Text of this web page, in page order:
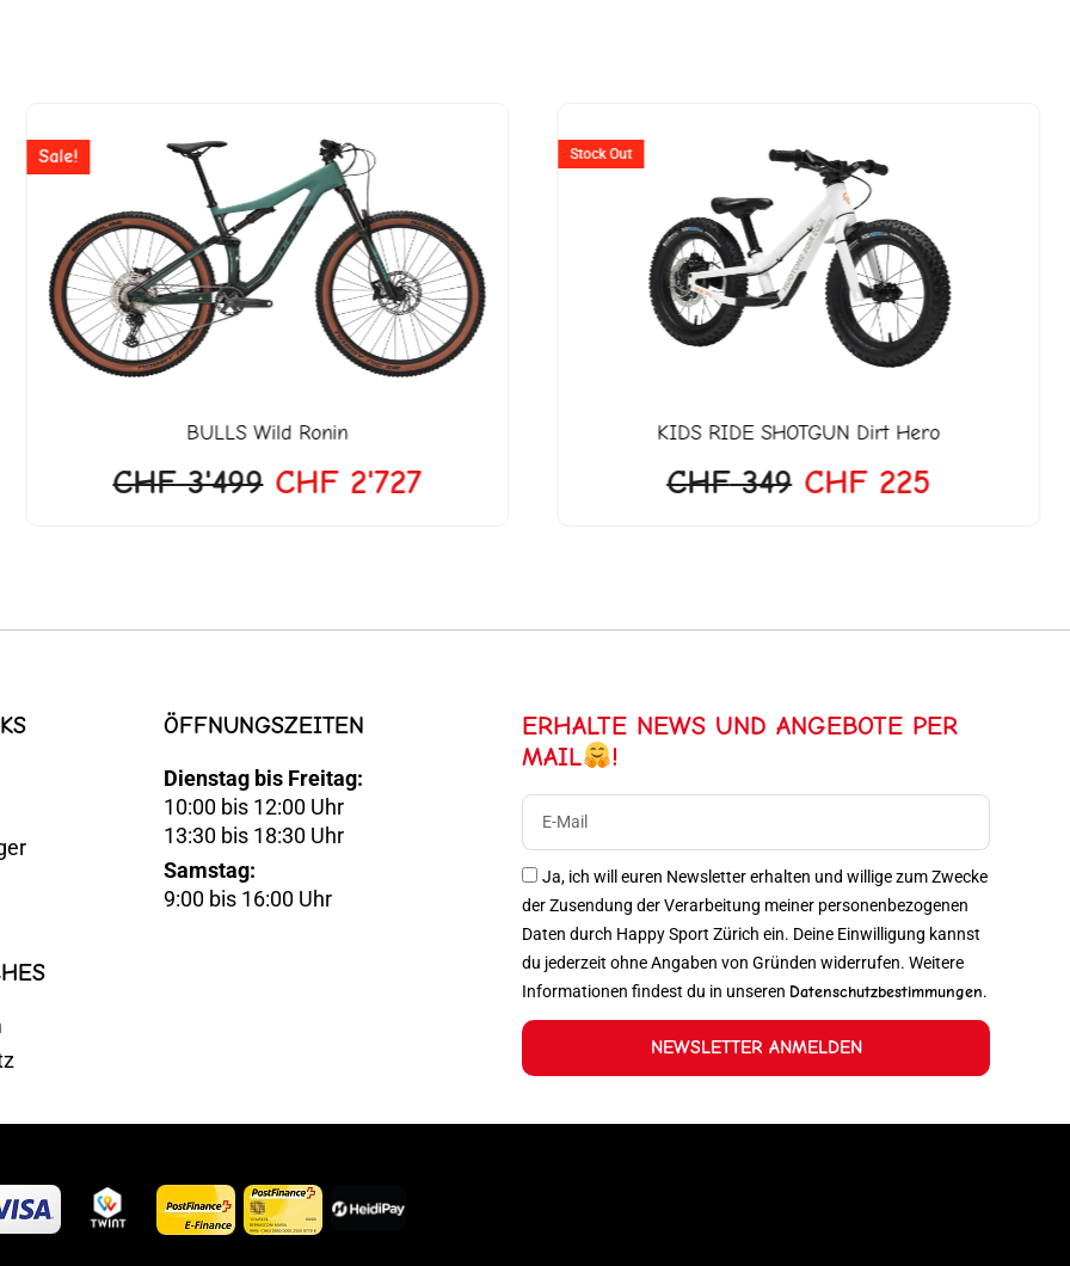
Sale!
BULLSWild Ronin
CHF3'499
Preis
war:
CHF 3'499
CHF2'727
ist:
CHF 2'727.
Stock Out
KIDS RIDE SHOTGUN Dirt Hero
CHF349
Preis
war:
CHF 349
CHF225
CHF 225.
ÖFFNUNGSZEITEN
Dienstag bis Freitag:
10:00 bis 12:00 Uhr
13:30 bis 18:30 Uhr
Samstag:
9:00 bis 16:00 Uhr
ERHALTE NEWS UND ANGEBOTE PER
MAIL
!
Ja, ich will euren Newsletter erhalten und willige zum Zwecke
der Zusendung der Verarbeitung meiner personenbezogenen
Daten durch Happy Sport Zürich ein. Deine Einwilligung kannst
du jederzeit ohne Angaben von Gründen widerrufen. Weitere
Informationen findest du in unseren Datenschutzbestimmungen.
NEWSLETTER ANMELDEN